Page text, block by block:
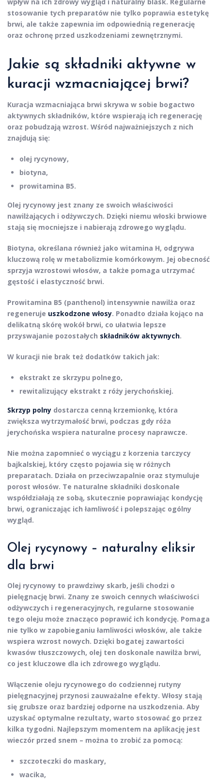
wpływ na ich zdrowy wygląd i naturalny blask. Regularne
stosowanie tych preparatów nie tylko poprawia estetykę
brwi, ale także zapewnia im odpowiednią regenerację
oraz ochronę przed uszkodzeniami zewnętrznymi.
Jakie są składniki aktywne w
kuracji wzmacniającej brwi?
Kuracja wzmacniająca brwi skrywa w sobie bogactwo
aktywnych składników, które wspierają ich regenerację
oraz pobudzają wzrost. Wśród najważniejszych z nich
znajdują się:
olej rycynowy,
biotyna,
prowitamina B5.
Olej rycynowy jest znany ze swoich właściwości
nawilżających i odżywczych. Dzięki niemu włoski brwiowe
stają się mocniejsze i nabierają zdrowego wyglądu.
Biotyna, określana również jako witamina H, odgrywa
kluczową rolę w metabolizmie komórkowym. Jej obecność
sprzyja wzrostowi włosów, a także pomaga utrzymać
gęstość i elastyczność brwi.
Prowitamina B5 (panthenol) intensywnie nawilża oraz
regeneruje uszkodzone włosy. Ponadto działa kojąco na
delikatną skórę wokół brwi, co ułatwia lepsze
przyswajanie pozostałych składników aktywnych.
W kuracji nie brak też dodatków takich jak:
ekstrakt ze skrzypu polnego,
rewitalizujący ekstrakt z róży jerychońskiej.
Skrzyp polny dostarcza cenną krzemionkę, która
zwiększa wytrzymałość brwi, podczas gdy róża
jerychońska wspiera naturalne procesy naprawcze.
Nie można zapomnieć o wyciągu z korzenia tarczycy
bajkalskiej, który często pojawia się w różnych
preparatach. Działa on przeciwzapalnie oraz stymuluje
porost włosów. Te naturalne składniki doskonale
współdziałają ze sobą, skutecznie poprawiając kondycję
brwi, ograniczając ich łamliwość i polepszając ogólny
wygląd.
Olej rycynowy – naturalny eliksir
dla brwi
Olej rycynowy to prawdziwy skarb, jeśli chodzi o
pielęgnację brwi. Znany ze swoich cennych właściwości
odżywczych i regeneracyjnych, regularne stosowanie
tego oleju może znacząco poprawić ich kondycję. Pomaga
nie tylko w zapobieganiu łamliwości włosków, ale także
wspiera wzrost nowych. Dzięki bogatej zawartości
kwasów tłuszczowych, olej ten doskonale nawilża brwi,
co jest kluczowe dla ich zdrowego wyglądu.
Włączenie oleju rycynowego do codziennej rutyny
pielęgnacyjnej przynosi zauważalne efekty. Włosy stają
się grubsze oraz bardziej odporne na uszkodzenia. Aby
uzyskać optymalne rezultaty, warto stosować go przez
kilka tygodni. Najlepszym momentem na aplikację jest
wieczór przed snem – można to zrobić za pomocą:
szczoteczki do maskary,
wacika,